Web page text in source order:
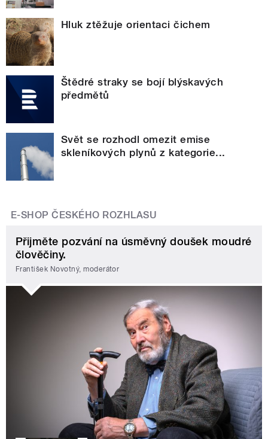
Hluk ztěžuje orientaci čichem
Štědré straky se bojí blýskavých
předmětů
Svět se rozhodl omezit emise
skleníkových plynů z kategorie...
E-SHOP ČESKÉHO ROZHLASU
Přijměte pozvání na úsměvný doušek moudré
člověčiny.
František Novotný, moderátor